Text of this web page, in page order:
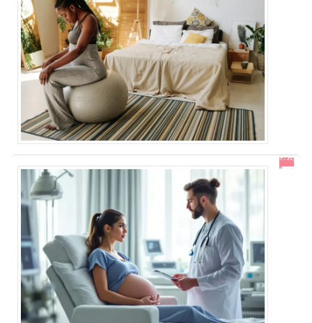
En combien de temps se résorbe un décollement placentaire ?